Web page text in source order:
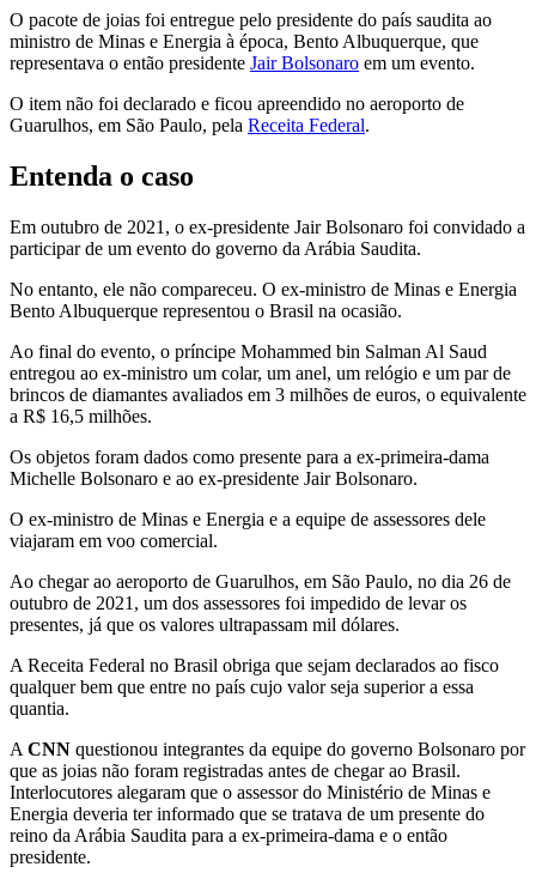
O pacote de joias foi entregue pelo presidente do país saudita ao
ministro de Minas e Energia à época, Bento Albuquerque, que
representava o então presidente Jair Bolsonaro em um evento.
O item não foi declarado e ficou apreendido no aeroporto de
Guarulhos, em São Paulo, pela Receita Federal.
Entenda o caso
Em outubro de 2021, o ex-presidente Jair Bolsonaro foi convidado a
participar de um evento do governo da Arábia Saudita.
No entanto, ele não compareceu. O ex-ministro de Minas e Energia
Bento Albuquerque representou o Brasil na ocasião.
Ao final do evento, o príncipe Mohammed bin Salman Al Saud
entregou ao ex-ministro um colar, um anel, um relógio e um par de
brincos de diamantes avaliados em 3 milhões de euros, o equivalente
a R$ 16,5 milhões.
Os objetos foram dados como presente para a ex-primeira-dama
Michelle Bolsonaro e ao ex-presidente Jair Bolsonaro.
O ex-ministro de Minas e Energia e a equipe de assessores dele
viajaram em voo comercial.
Ao chegar ao aeroporto de Guarulhos, em São Paulo, no dia 26 de
outubro de 2021, um dos assessores foi impedido de levar os
presentes, já que os valores ultrapassam mil dólares.
A Receita Federal no Brasil obriga que sejam declarados ao fisco
qualquer bem que entre no país cujo valor seja superior a essa
quantia.
A CNN questionou integrantes da equipe do governo Bolsonaro por
que as joias não foram registradas antes de chegar ao Brasil.
Interlocutores alegaram que o assessor do Ministério de Minas e
Energia deveria ter informado que se tratava de um presente do
reino da Arábia Saudita para a ex-primeira-dama e o então
presidente.